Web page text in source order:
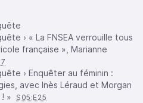
› « La FNSEA verrouille tous
française », Marianne
› Enquêter au féminin :
avec Inès Léraud et Morgan
»
S05:E25